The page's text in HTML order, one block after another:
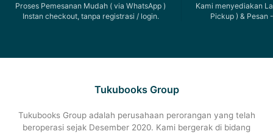
Proses Pemesanan Mudah ( via WhatsApp )
Instan checkout, tanpa registrasi / login.
Kami menyediakan
Pickup ) & Pesan
Tukubooks Group
Tukubooks Group adalah perusahaan perorangan yang telah
beroperasi sejak Desember 2020. Kami bergerak di bidang